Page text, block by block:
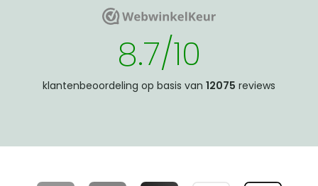
WebwinkelKeurWebwinkelKeur
8.7/10
klantenbeoordeling op basis van 12075 reviews